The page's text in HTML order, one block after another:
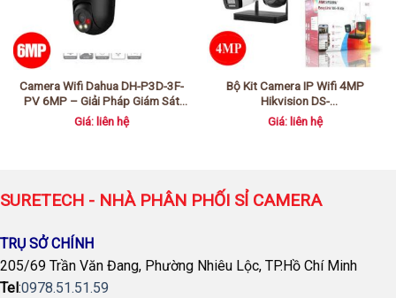
Camera Wifi Dahua DH-P3D-3F-
PV 6MP – Giải Pháp Giám Sát
Ngoài Trời Thông Minh
Giá: liên hệ
Bộ Kit Camera IP Wifi 4MP
Hikvision DS-
J142I/NKS424W03H – Giải Pháp
An Ninh Từ SURETECH
Giá: liên hệ
SURETECH - NHÀ PHÂN PHỐI SỈ CAMERA
TRỤ SỞ CHÍNH
205/69 Trần Văn Đang, Phường Nhiêu Lộc, TP.Hồ Chí Minh
Tel :0978.51.51.59